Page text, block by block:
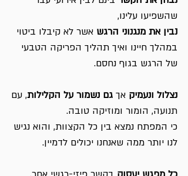
שהשפיעו עלינו,
נבין את מנגנוני הרגש אשר לא קיבלו ביטוי
במהלך חיינו ואיך תהליך הפריקה הטבעי
של הרגש בגוף נחסם.
נצלול ונעמיק אך גם נשמור על הקלילות, עם
תנועה, הומור ומוזיקה טובה.
כי המפתח נמצא בין כל הקצוות, והוא נגיש
לנו יותר ממה שאנחנו יכולים לדמיין.